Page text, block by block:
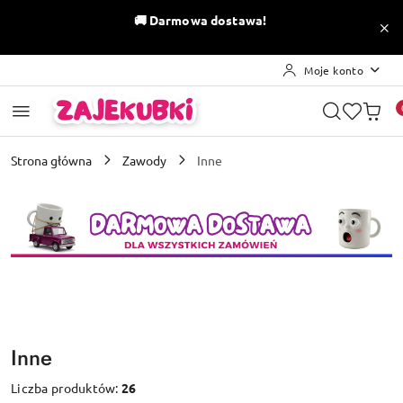
Przejdź do treści głównej
Przejdź do wyszukiwarki
Przejdź do moje konto
Przejdź do menu głównego
Przejdź do stopki
🚚 Darmowa dostawa!
Moje konto
Strona główna Zawody Inne
Inne
Liczba produktów:26